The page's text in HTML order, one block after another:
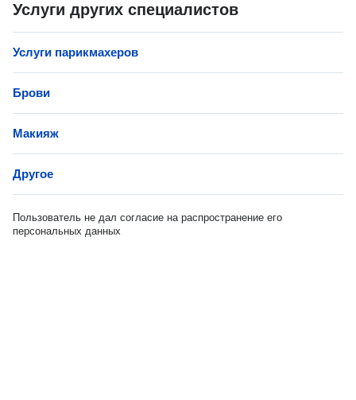
Услуги других специалистов
Услуги парикмахеров
Брови
Макияж
Другое
Пользователь не дал согласие на распространение его
персональных данных